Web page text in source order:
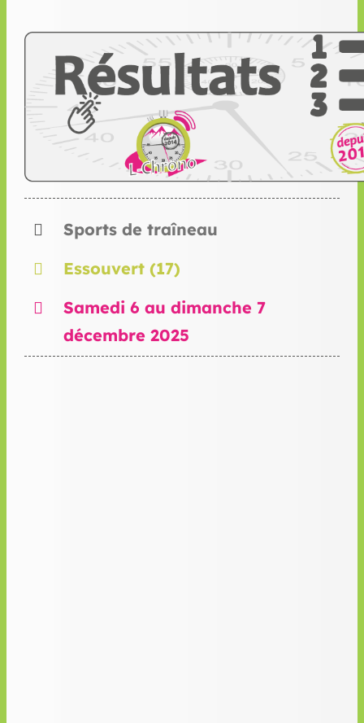
Sports de traîneau
Essouvert (17)
Samedi 6 au dimanche 7
décembre 2025